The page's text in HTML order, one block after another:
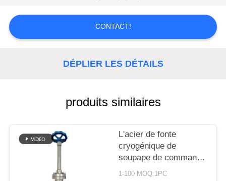
CONTACTEZ-
NOUS
DEMANDEZ
UNE
CONTACT!
DÉPLIER LES DÉTAILS
produits similaires
L'acier de fonte
cryogénique de
soupape de commande
de globe ou l'acier
1-100 MOQ:1PC